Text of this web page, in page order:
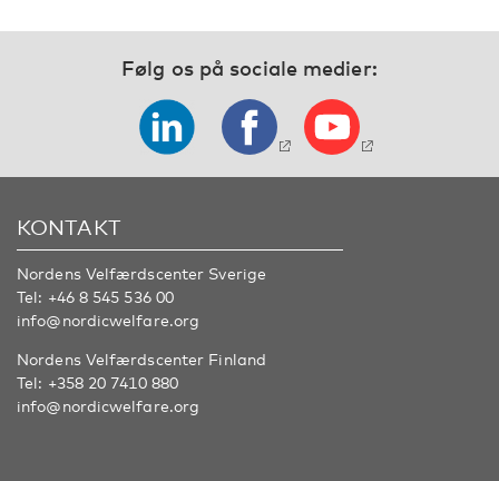
Følg os på sociale medier:
KONTAKT
Nordens Velfærdscenter Sverige
Tel: +46 8 545 536 00
info@nordicwelfare.org
Nordens Velfærdscenter Finland
Tel: +358 20 7410 880
info@nordicwelfare.org